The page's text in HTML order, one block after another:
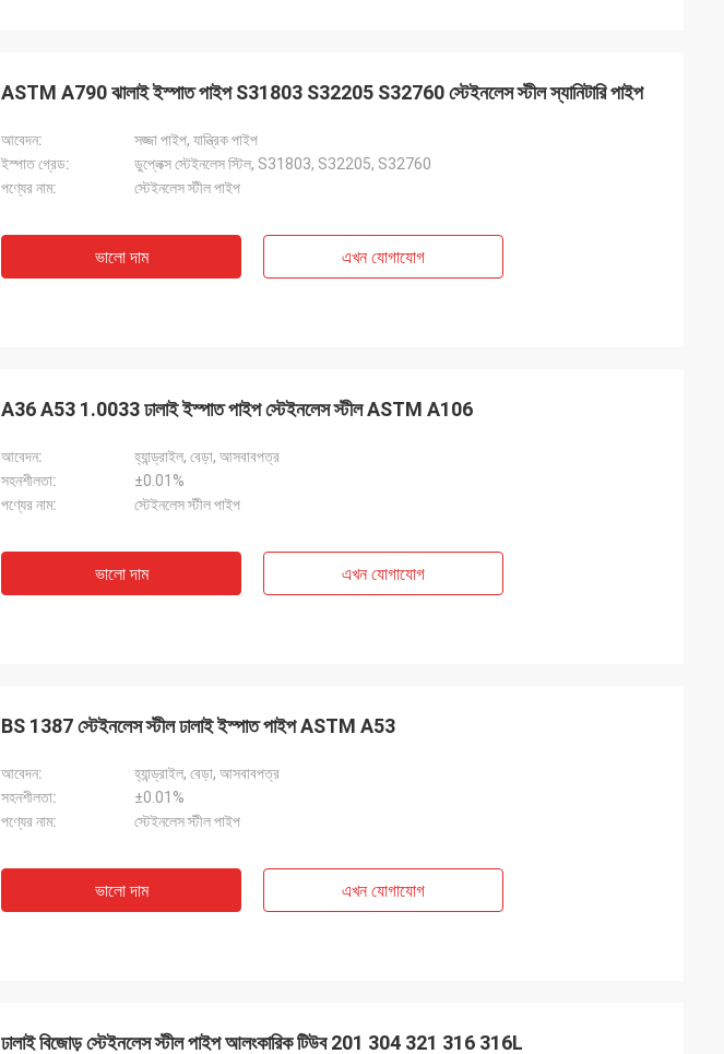
ASTM A790 ঝালাই ইস্পাত পাইপ S31803 S32205 S32760 স্টেইনলেস স্টীল স্যানিটারি পাইপ
আবেদন:
সজ্জা পাইপ, যান্ত্রিক পাইপ
ইস্পাত গ্রেড:
ডুপ্লেক্স স্টেইনলেস স্টিল, S31803, S32205, S32760
পণ্যের নাম:
স্টেইনলেস স্টীল পাইপ
ভালো দাম এখন যোগাযোগ
A36 A53 1.0033 ঢালাই ইস্পাত পাইপ স্টেইনলেস স্টীল ASTM A106
আবেদন:
হ্যান্ড্রাইল, বেড়া, আসবাবপত্র
সহনশীলতা:
±0.01%
পণ্যের নাম:
স্টেইনলেস স্টীল পাইপ
ভালো দাম এখন যোগাযোগ
BS 1387 স্টেইনলেস স্টীল ঢালাই ইস্পাত পাইপ ASTM A53
আবেদন:
হ্যান্ড্রাইল, বেড়া, আসবাবপত্র
সহনশীলতা:
±0.01%
পণ্যের নাম:
স্টেইনলেস স্টীল পাইপ
ভালো দাম এখন যোগাযোগ
ঢালাই বিজোড় স্টেইনলেস স্টীল পাইপ আলংকারিক টিউব 201 304 321 316 316L